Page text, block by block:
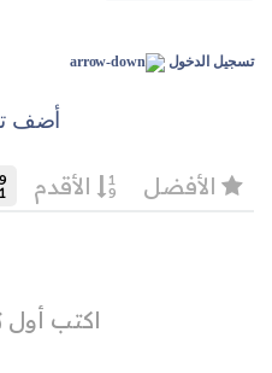
تسجيل الدخول
أضف